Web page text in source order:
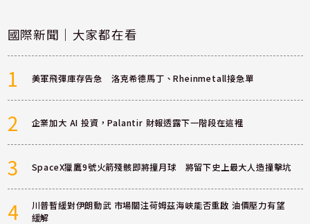
國際新聞｜大家都在看
1 美軍飛彈庫存告急 洛克希德馬丁、Rheinmetall接急單
2 企業加大 AI 投資，Palantir 財報透露下一階段在這裡
3 SpaceX獵鷹9號火箭殘骸即將撞月球 將留下史上最大人造撞擊坑
4
川普暫緩對伊朗動武 市場關注荷姆茲海峽能否重啟 油價壓力有望
緩解